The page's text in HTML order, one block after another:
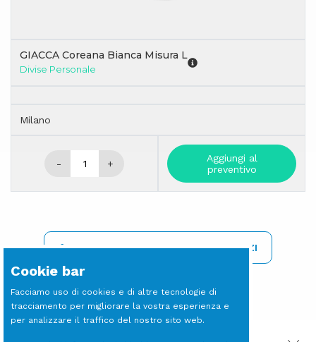
GIACCA Coreana Bianca Misura L
Divise Personale
Milano
- +
Aggiungi al
preventivo
REGISTRATI PER VISIONARE I PREZZI
Cookie bar
Facciamo uso di cookies e di altre tecnologie di
tracciamento per migliorare la vostra esperienza e
per analizzare il traffico del nostro sito web.